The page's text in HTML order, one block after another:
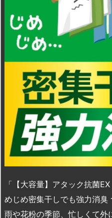
o
n
s
「【大容量】アタック抗菌
めじめ密集干しでも強力消
雨や花粉の季節、忙しくて外